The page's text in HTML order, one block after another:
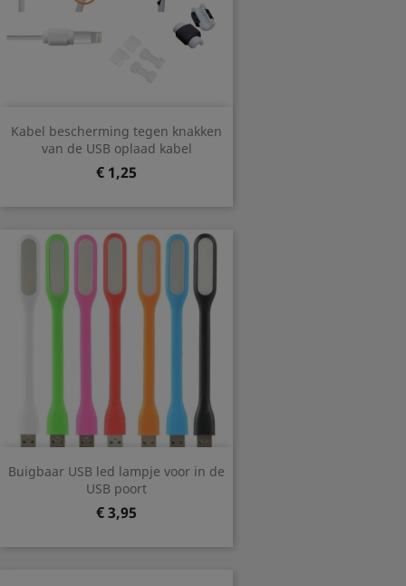
Kabel bescherming tegen knakken
van de USB oplaad kabel
Prijs
€ 1,25
Buigbaar USB led lampje voor in de
USB poort
Prijs
€ 3,95